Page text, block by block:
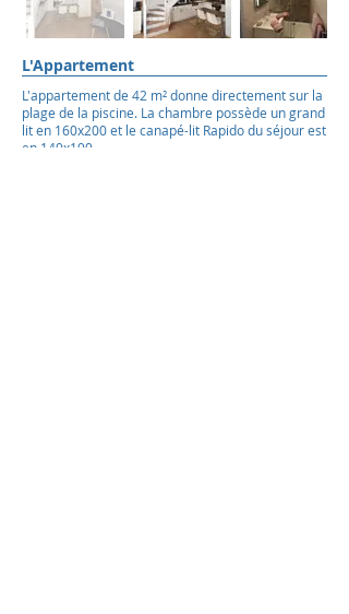
L'Appartement
L'appartement de 42 m² donne directement sur la
plage de la piscine. La chambre possède un grand
lit en 160x200 et le canapé-lit Rapido du séjour est
en 140x190.